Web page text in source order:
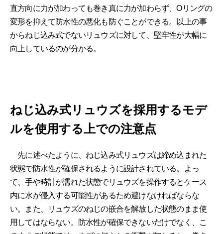
直方向に力が加わっても巻き真に力が加わらず、Oリングの
変形を抑えて防水性の悪化も防ぐことができる。以上の事
からねじ込み式でないリュウズに対して、堅牢性が大幅に
向上しているのが分かる。
ねじ込み式リュウズを採用するモデ
ルを使用する上での注意点
先に述べたように、ねじ込み式リュウズは締め込まれた
状態で防水性が確保されるように設計されている。よっ
て、手や時計が濡れた状態でリュウズを操作するとケース
内に水が侵入する可能性があるため避けなければならな
い。また、リュウズのねじの嵌合を解放した状態のまま使
用してはならない。防水性が確保できないだけでなく、こ